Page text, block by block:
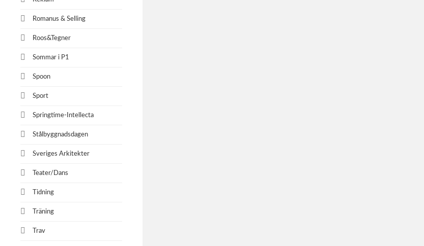
Romanus & Selling
Roos&Tegner
Sommar i P1
Spoon
Sport
Springtime-Intellecta
Stålbyggnadsdagen
Sveriges Arkitekter
Teater/Dans
Tidning
Träning
Trav